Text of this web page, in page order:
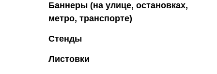
Баннеры (на улице, остановках,
метро, транспорте)
Стенды
Листовки